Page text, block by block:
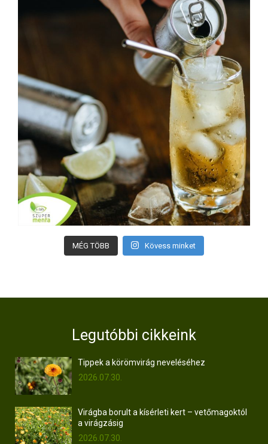
MÉG TÖBB Kövess minket
Legutóbbi cikkeink
Tippek a körömvirág neveléséhez
2026.07.30.
Virágba borult a kísérleti kert – vetőmagoktól
a virágzásig
2026.07.30.